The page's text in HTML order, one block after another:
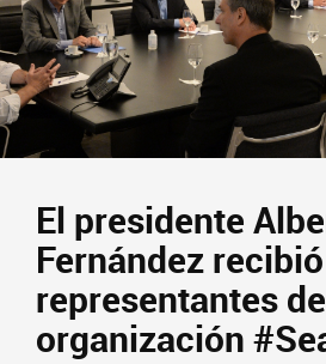
El presidente
Fernández
representantes
organización